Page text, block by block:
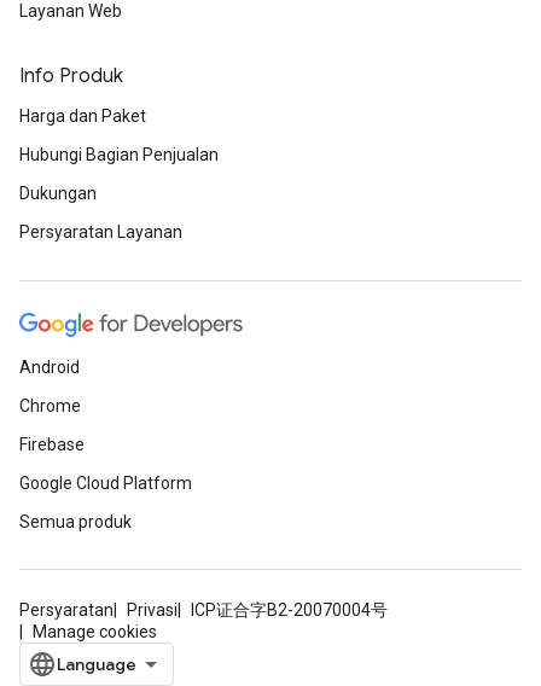
Layanan Web
Info Produk
Harga dan Paket
Hubungi Bagian Penjualan
Dukungan
Persyaratan Layanan
Android
Chrome
Firebase
Google Cloud Platform
Semua produk
Persyaratan Privasi
ICP证合字B2-20070004号
Manage cookies